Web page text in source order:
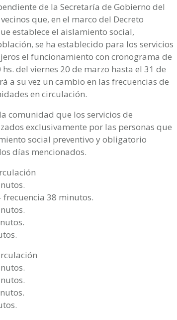
de la Secretaría de Gobierno del
que, en el marco del Decreto
establece el aislamiento social,
se ha establecido para los servicios
el funcionamiento con cronograma de
del viernes 20 de marzo hasta el 31 de
a su vez un cambio en las frecuencias de
en circulación.
comunidad que los servicios de
exclusivamente por las personas que
social preventivo y obligatorio
días mencionados.
frecuencia 38 minutos.